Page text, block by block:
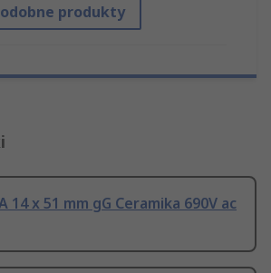
produkty
14 x 51 mm gG Ceramika 690V ac